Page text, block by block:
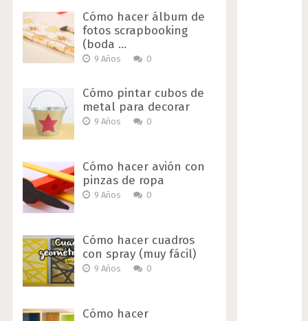
Cómo hacer álbum de
fotos scrapbooking
(boda …
9 Años 0
Cómo pintar cubos de
metal para decorar
9 Años 0
Cómo hacer avión con
pinzas de ropa
9 Años 0
Cómo hacer cuadros
con spray (muy fácil)
9 Años 0
Cómo hacer